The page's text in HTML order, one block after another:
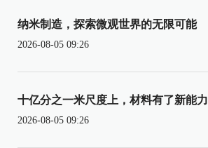
纳米制造，探索微观世界的无限可能
2026-08-05 09:26
十亿分之一米尺度上，材料有了新能力
2026-08-05 09:26